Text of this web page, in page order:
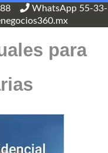
88
WhatsApp 55-33-
para